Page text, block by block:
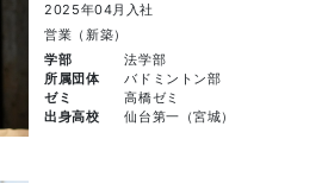
2025年04月入社
営業（新築）
学部
法学部
所属団体
バドミントン部
ゼミ
高橋ゼミ
出身高校
仙台第一（宮城）